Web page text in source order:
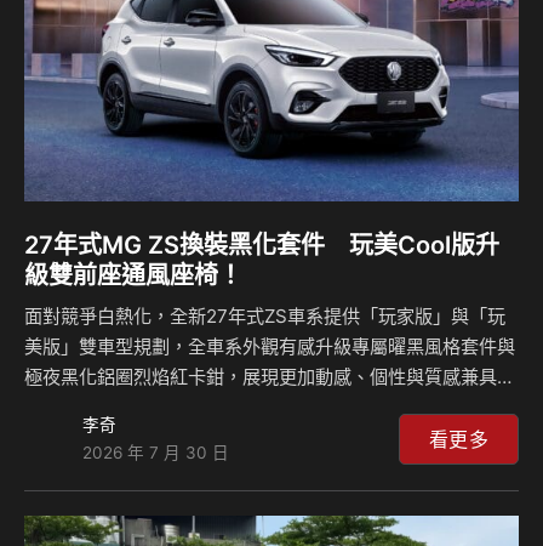
27年式MG ZS換裝黑化套件 玩美Cool版升
級雙前座通風座椅！
面對競爭白熱化，全新27年式ZS車系提供「玩家版」與「玩
美版」雙車型規劃，全車系外觀有感升級專屬曜黑風格套件與
極夜黑化鋁圈烈焰紅卡鉗，展現更加動感、個性與質感兼具的
與駕駛座六向電動座椅等多項越級配備，以全方位實力滿足消
費者期待。 面對動輒30幾度高溫的炙熱夏日，大太陽下曝曬
後的車艙宛如烤箱，一坐上車背部與臀部的悶熱黏膩感總是令
人難受；為此，MG Taiwan貼心推出「玩美Cool版」，升級
李奇
2026 年 7 月 30 日
看更多